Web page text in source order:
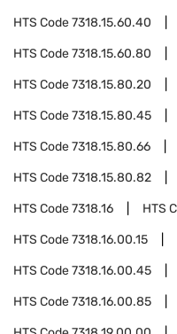
HTS Code7318.15.60.40
HTS Code7318.15.60.80
HTS Code7318.15.80.20
HTS Code7318.15.80.45
HTS Code7318.15.80.66
HTS Code7318.15.80.82
HTS Code7318.16 HTS
HTS Code7318.16.00.15
HTS Code7318.16.00.45
HTS Code7318.16.00.85